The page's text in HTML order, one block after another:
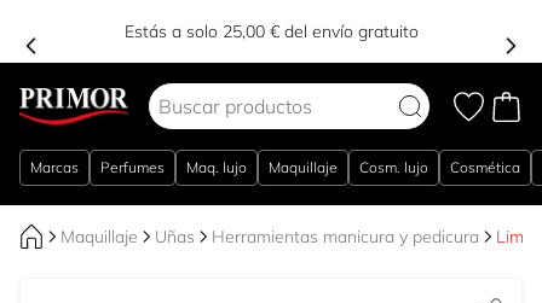
Estás a solo 25,00 € del envío gratuito
Marcas Perfumes Maq. lujo Maquillaje Cosm. lujo Cosmética
Maquillaje Uñas Herramientas manicura y pedicura Lima